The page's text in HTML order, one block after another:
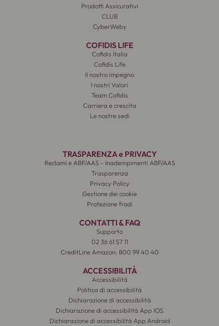
Prodotti Assicurativi
CLUB
CyberWeby
COFIDIS LIFE
Cofidis Italia
Cofidis Life
Il nostro impegno
I nostri Valori
Team Cofidis
Carriera e crescita
Le nostre sedi
TRASPARENZA e PRIVACY
Reclami e ABF/AAS – Inadempimenti ABF/AAS
Trasparenza
Privacy Policy
Gestione dei cookie
Protezione frodi
CONTATTI & FAQ
Supporto
02 36 61 57 11
CreditLine Amazon: 800 99 40 40
ACCESSIBILITÀ
Accessibilità
Politica di accessibilità
Dichiarazione di accessibilità
Dichiarazione di accessibilità App IOS
Dichiarazione di accessibilità App Android